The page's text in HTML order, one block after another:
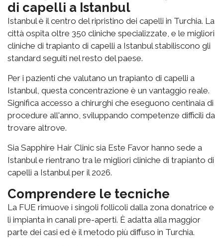
di capelli a Istanbul
Istanbul è il centro del ripristino dei capelli in Turchia. La
città ospita oltre 350 cliniche specializzate, e le migliori
cliniche di trapianto di capelli a Istanbul stabiliscono gli
standard seguiti nel resto del paese.
Per i pazienti che valutano un trapianto di capelli a
Istanbul, questa concentrazione è un vantaggio reale.
Significa accesso a chirurghi che eseguono centinaia di
procedure all'anno, sviluppando competenze difficili da
trovare altrove.
Sia Sapphire Hair Clinic sia Este Favor hanno sede a
Istanbul e rientrano tra le migliori cliniche di trapianto di
capelli a Istanbul per il 2026.
Comprendere le tecniche
La FUE rimuove i singoli follicoli dalla zona donatrice e
li impianta in canali pre-aperti. È adatta alla maggior
parte dei casi ed è il metodo più diffuso in Turchia.